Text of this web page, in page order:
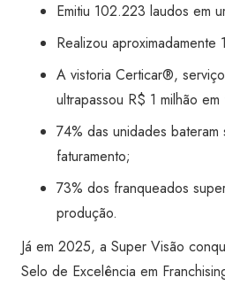
Emitiu 102.223 laudos em
Realizou aproximadamente
A vistoria Certicar®,
ultrapassou R$ 1 milhão
74% das unidades bateram
faturamento;
73% dos franqueados
produção.
Já em 2025, a Super Visão
Selo de Excelência em